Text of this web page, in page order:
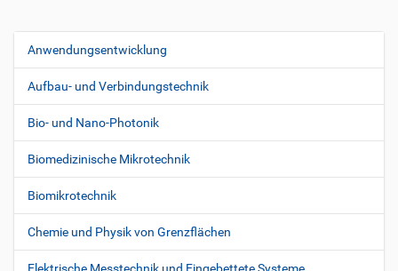
a
t
p
z
N
i
g
a
t
i
o
n
Anwendungsentwicklung
Aufbau- und Verbindungstechnik
Bio- und Nano-Photonik
Biomedizinische Mikrotechnik
Biomikrotechnik
Chemie und Physik von Grenzflächen